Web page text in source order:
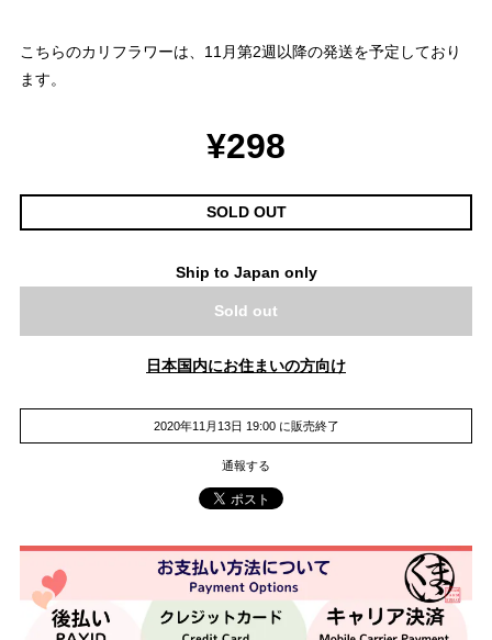
こちらのカリフラワーは、11月第2週以降の発送を予定しており
ます。
¥298
SOLD OUT
Ship to Japan only
Sold out
日本国内にお住まいの方向け
2020年11月13日 19:00 に販売終了
通報する